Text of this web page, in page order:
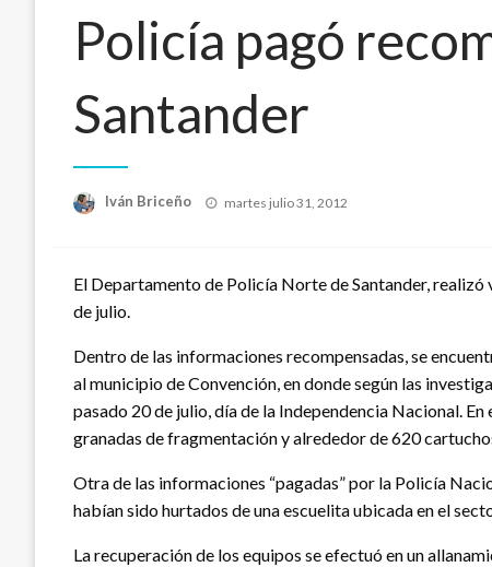
Policía pagó
Santander
Iván Briceño
Publicado
martes julio 31, 2012
El Departamento de Policía Norte de Santander,
de julio.
Dentro de las informaciones recompensadas, se
al municipio de Convención, en donde según las
pasado 20 de julio, día de la Independencia Nacional.
granadas de fragmentación y alrededor de 620
Otra de las informaciones “pagadas” por la Policía
habían sido hurtados de una escuelita ubicada en el
La recuperación de los equipos se efectuó en un